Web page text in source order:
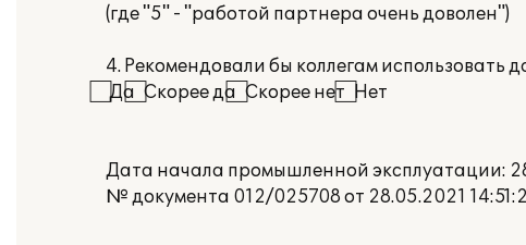
(где "5" - "работой партнера очень доволен")
4. Рекомендовали бы коллегам
⃞ Да ⃞ Скорее да ⃞ Скорее нет ⃞ Нет
Дата начала промышленной эксплуатации:
№ документа 012/025708 от 28.05.2021